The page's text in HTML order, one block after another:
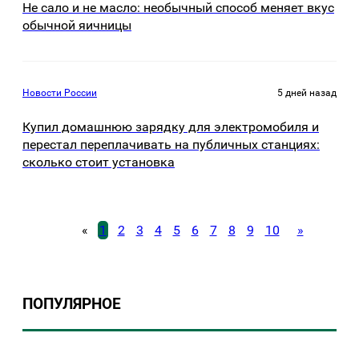
Не сало и не масло: необычный способ меняет вкус
обычной яичницы
Новости России 5 дней назад
Купил домашнюю зарядку для электромобиля и
перестал переплачивать на публичных станциях:
сколько стоит установка
« 1 2 3 4 5 6 7 8 9 10 »
ПОПУЛЯРНОЕ